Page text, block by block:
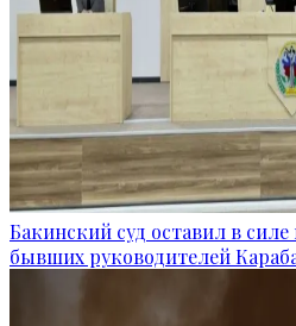
Бакинский суд оставил в
бывших руководителей